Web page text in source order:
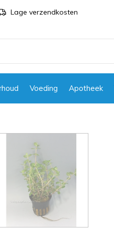
Voeding Apotheek
Lage verzendkosten